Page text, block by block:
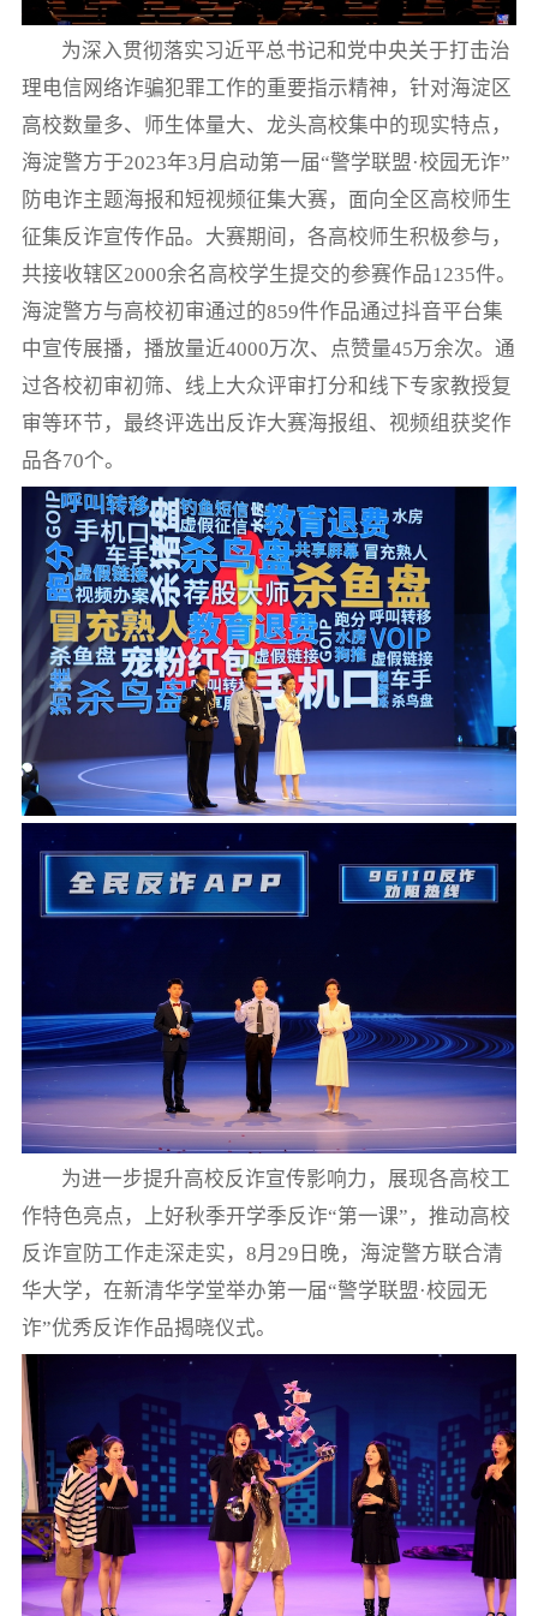
为深入贯彻落实习近平总书记和党中央关于打击治
理电信网络诈骗犯罪工作的重要指示精神，针对海淀区
高校数量多、师生体量大、龙头高校集中的现实特点，
海淀警方于2023年3月启动第一届“警学联盟·校园无诈”
防电诈主题海报和短视频征集大赛，面向全区高校师生
征集反诈宣传作品。大赛期间，各高校师生积极参与，
共接收辖区2000余名高校学生提交的参赛作品1235件。
海淀警方与高校初审通过的859件作品通过抖音平台集
中宣传展播，播放量近4000万次、点赞量45万余次。通
过各校初审初筛、线上大众评审打分和线下专家教授复
审等环节，最终评选出反诈大赛海报组、视频组获奖作
品各70个。
为进一步提升高校反诈宣传影响力，展现各高校工
作特色亮点，上好秋季开学季反诈“第一课”，推动高校
反诈宣防工作走深走实，8月29日晚，海淀警方联合清
华大学，在新清华学堂举办第一届“警学联盟·校园无
诈”优秀反诈作品揭晓仪式。